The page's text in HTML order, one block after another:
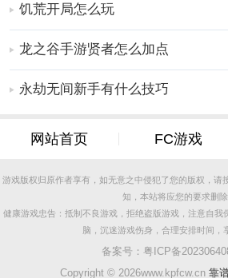
软件亮点
1.查看附近的单身男女，只要您感
可。平台的地图定位功能可以精确显
新朋友，还是寻找长期伴侣，这一
2.此处的约会方法非常不同，可以为
还提供了视频直播、多人连麦等创
友过程中享受更多乐趣。此外，平
动和比赛，增加用户的参与感和互
3.所有来这里的朋友都经过真实姓名
饥荒开局怎么玩
龙之谷手游贤者怎么加点
永劫无间新手有什么技巧
网站首页 FC游戏
游戏版权归原作者享有，如无意之中侵犯了您的版权，请
知，本站将应您的要求删除
健康游戏忠告：抵制不良游戏，拒绝盗版游戏，注意自我
脑，沉迷游戏伤身，合理安排时间，
备案号： 粤ICP备
Copyright © 2026www.kpfcw.cn 靠